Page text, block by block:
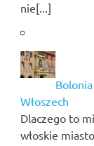
nie[...]
Włoszech
Dlaczego to
włoskie